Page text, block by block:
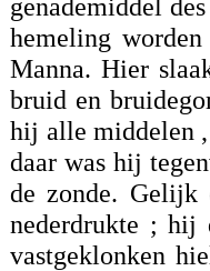
hemeling
Manna. Hier
bruid en
hij alle middelen
daar was hij
de zonde. Gelijk
nederdrukte ; hij
vastgeklonken